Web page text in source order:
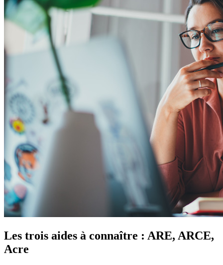
Les trois aides à connaître : ARE, ARCE,
Acre